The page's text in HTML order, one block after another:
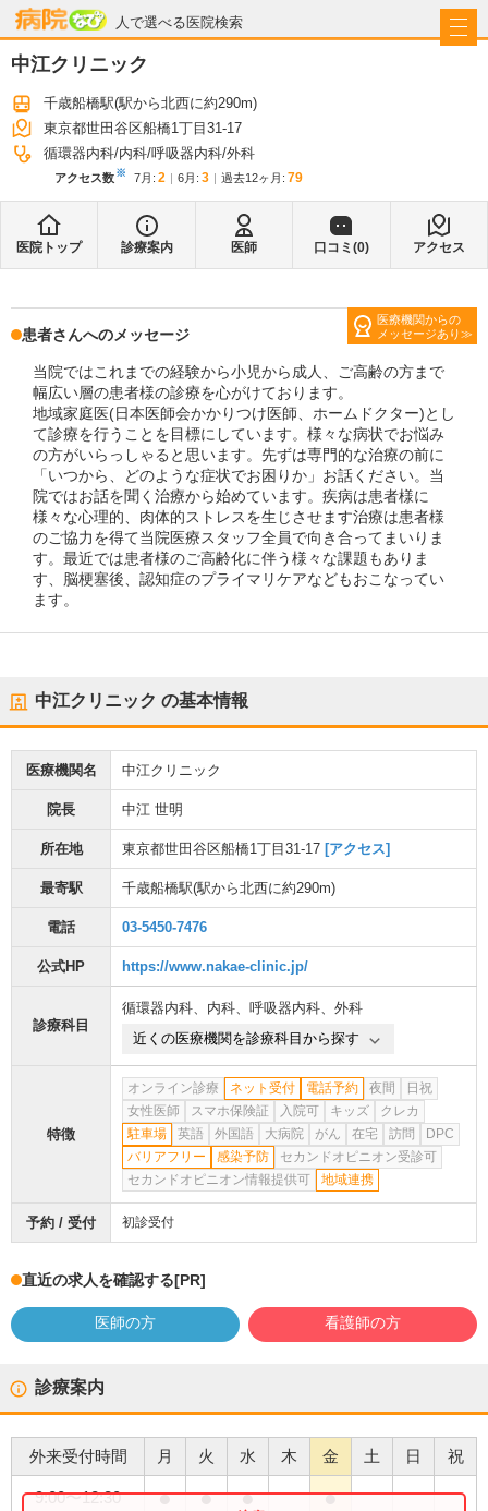
人で選べる医院検索
病院なび
中江クリニック
千歳船橋駅(駅から北西に約290m)
東京都世田谷区船橋1丁目31-17
循環器内科 内科 呼吸器内科 外科
アクセス数※ 7月 : 2 6月 : 3 過去12ヶ月: 79
医院トップ 診療案内 医師 口コミ(0) アクセス
医療機関からの
メッセージあり
患者さんへのメッセージ
当院ではこれまでの経験から小児から成人、ご高齢の方まで
幅広い層の患者様の診療を心がけております。
地域家庭医(日本医師会かかりつけ医師、ホームドクター)とし
て診療を行うことを目標にしています。様々な病状でお悩み
の方がいらっしゃると思います。先ずは専門的な治療の前に
「いつから、どのような症状でお困りか」お話ください。当
院ではお話を聞く治療から始めています。疾病は患者様に
様々な心理的、肉体的ストレスを生じさせます治療は患者様
のご協力を得て当院医療スタッフ全員で向き合ってまいりま
す。最近では患者様のご高齢化に伴う様々な課題もありま
す、脳梗塞後、認知症のプライマリケアなどもおこなってい
ます。
中江クリニック の基本情報
医療機関名 中江クリニック
院長 中江 世明
所在地 東京都世田谷区船橋1丁目31-17 [アクセス]
最寄駅 千歳船橋駅(駅から北西に約290m)
電話 03-5450-7476
公式HP https://www.nakae-clinic.jp/
診療科目
循環器内科、 内科、 呼吸器内科、 外科
近くの医療機関を診療科目から探す
特徴
オンライン診療 ネット受付 電話予約 夜間
日祝
女性医師
スマホ保険証 入院可 キッズ
クレカ
駐車場
英語 外国語 大病院 がん 在宅 訪問
DPC
バリアフリー
感染予防
セカンドオピニオン受診可
セカンドオピニオン情報提供可
地域連携
予約 / 受付 初診受付
直近の求人を確認する[PR]
医師の方 看護師の方
診療案内
外来受付時間 月 火 水 木 金 土 日 祝
9:00〜12:30 ● ● ● ●